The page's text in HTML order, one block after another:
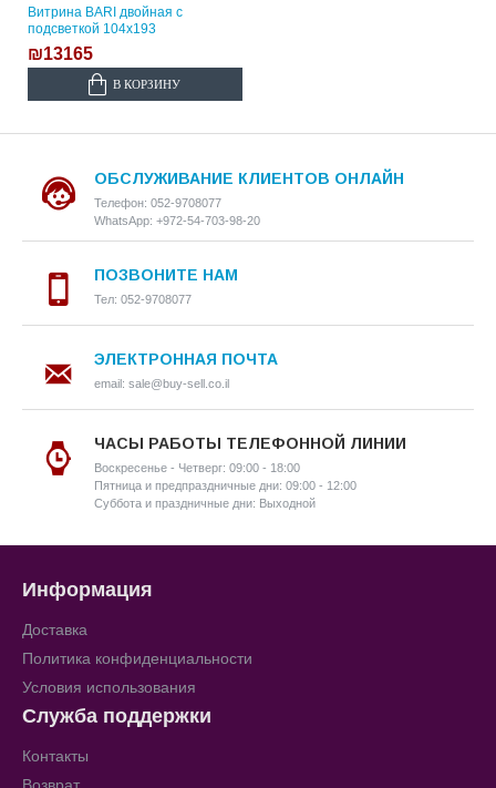
Витрина BARI двойная с
подсветкой 104х193
₪13165
В КОРЗИНУ
ОБСЛУЖИВАНИЕ КЛИЕНТОВ ОНЛАЙН
Телефон: 052-9708077
WhatsApp: +972-54-703-98-20
ПОЗВОНИТЕ НАМ
Тел: 052-9708077
ЭЛЕКТРОННАЯ ПОЧТА
email: sale@buy-sell.co.il
ЧАСЫ РАБОТЫ ТЕЛЕФОННОЙ ЛИНИИ
Воскресенье - Четверг: 09:00 - 18:00
Пятница и предпраздничные дни: 09:00 - 12:00
Суббота и праздничные дни: Выходной
Информация
Доставка
Политика конфиденциальности
Условия использования
Служба поддержки
Контакты